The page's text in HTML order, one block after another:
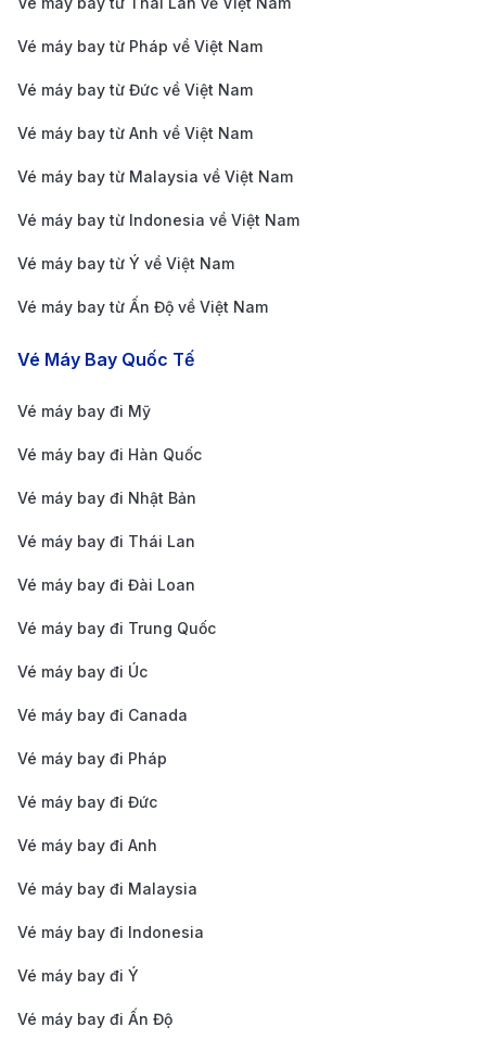
lợi cho hành khách tham quan và khám phá
Yekaterinburg cũng như các khu vực xung quanh.
Phương tiện di chuyển từ Sân bay
Quốc tế Koltsovo (SVX) đến trung
tâm thành phố
thành phố Yekaterinburg, bạn có thể lựa chọn một số
phương tiện di chuyển sau:
Taxi : Đây là phương tiện tiện lợi và nhanh chóng
phố mất khoảng 25-35 phút, tùy vào tình trạng
giao thông. Taxi có thể được đón tại các điểm chờ
Xe buýt: Có các tuyến xe buýt công cộng kết nối
sân bay Koltsovo với trung tâm thành phố, với thời
gian di chuyển khoảng 40-50 phút. Các tuyến xe
Dịch vụ xe đưa đón (Shuttle)
hoặc dịch vụ xe đưa đón có thể cung cấp chuyến
đi từ sân bay đến trung tâm thành phố. Bạn có thể
Thuê xe riêng
nghi cao, bạn có thể thuê xe từ các công ty cho
thuê xe tại sân bay. Dịch vụ này giúp bạn di
ô.
Vé máy bay từ Pháp về Việt Nam
Vé máy bay từ Đức về Việt Nam
Vé máy bay từ Anh về Việt Nam
Vé máy bay từ Malaysia về Việt Nam
Vé máy bay từ Indonesia về Việt Nam
Vé máy bay từ Ý về Việt Nam
Vé máy bay từ Ấn Độ về Việt Nam
Vé Máy Bay Quốc Tế
Vé máy bay đi Mỹ
Vé máy bay đi Hàn Quốc
Vé máy bay đi Nhật Bản
Vé máy bay đi Thái Lan
Vé máy bay đi Đài Loan
Vé máy bay đi Trung Quốc
Vé máy bay đi Úc
Vé máy bay đi Canada
Vé máy bay đi Pháp
Vé máy bay đi Đức
Vé máy bay đi Anh
Vé máy bay đi Malaysia
Vé máy bay đi Indonesia
Vé máy bay đi Ý
Vé máy bay đi Ấn Độ